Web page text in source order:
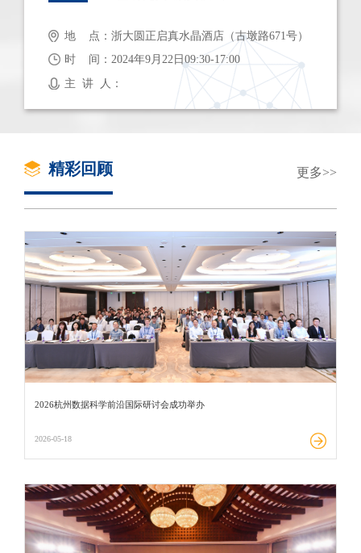
地 点：浙大圆正启真水晶酒店（古墩路671号）
时 间：2024年9月22日09:30-17:00
主 讲 人：
精彩回顾 更多
2026杭州数据科学前沿国际研讨会成功举办
2026-05-18